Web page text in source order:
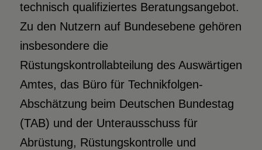
technisch qualifiziertes Beratungsangebot.
Zu den Nutzern auf Bundesebene gehören
insbesondere die
Rüstungskontrollabteilung des Auswärtigen
Amtes, das Büro für Technikfolgen-
Abschätzung beim Deutschen Bundestag
(TAB) und der Unterausschuss für
Abrüstung, Rüstungskontrolle und